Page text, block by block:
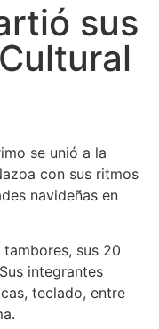
sus
se unió a la
con sus ritmos
navideñas en
sus 20
integrantes
teclado, entre